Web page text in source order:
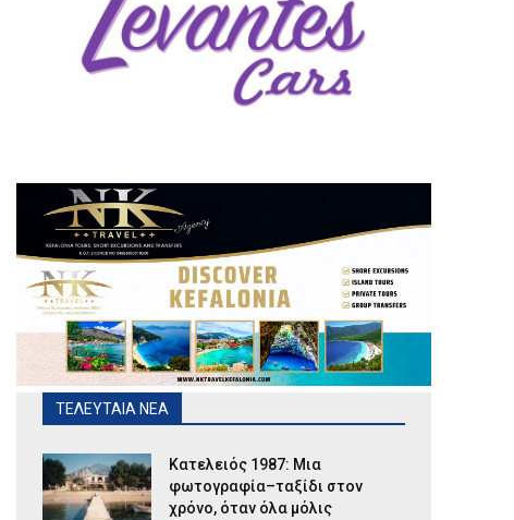
ΤΕΛΕΥΤΑΙΑ ΝΕΑ
Κατελειός 1987: Μια
φωτογραφία–ταξίδι στον
χρόνο, όταν όλα μόλις